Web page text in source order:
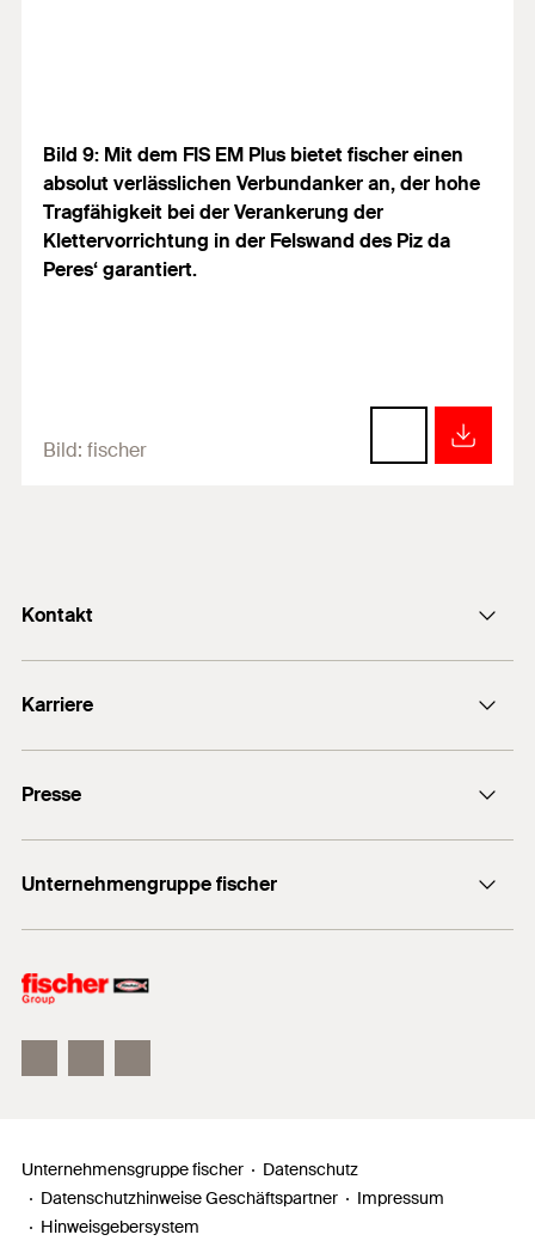
Bild 9: Mit dem FIS EM Plus bietet fischer einen
absolut verlässlichen Verbundanker an, der hohe
Tragfähigkeit bei der Verankerung der
Klettervorrichtung in der Felswand des Piz da
Peres‘ garantiert.
Bild: fischer
Kontakt
+49 7443 12-0
Karriere
Gute Gründe
Ausbildung
Professionals
Presse
Mediathek
Podcasts
Unternehmengruppe fischer
Unser Leitbild
Unternehmensgruppe fischer
Datenschutz
Datenschutzhinweise Geschäftspartner
Impressum
Hinweisgebersystem